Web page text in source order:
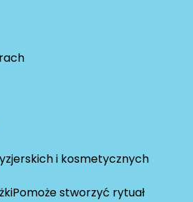
i kosmetycznych
stworzyć rytuał